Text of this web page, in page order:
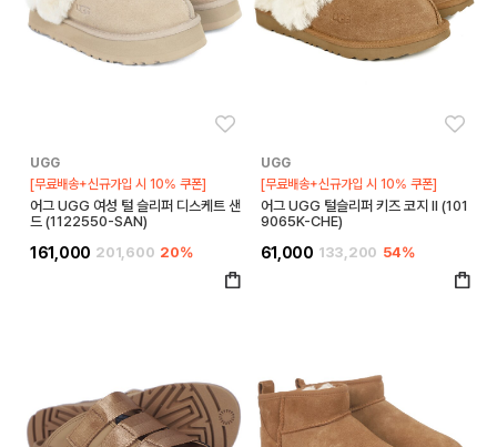
UGG
[무료배송+신규가입 시 10% 쿠폰]
어그 UGG 여성 털 슬리퍼 디스케트 샌
드 (1122550-SAN)
161,000 201,600 20%
UGG
[무료배송+신규가입 시 10% 쿠폰]
어그 UGG 털슬리퍼 키즈 코지 II (101
9065K-CHE)
61,000 133,200 54%